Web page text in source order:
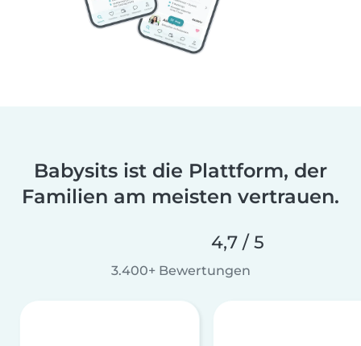
Babysits ist die Plattform, der
Familien am meisten vertrauen.
4,7 / 5
3.400+ Bewertungen